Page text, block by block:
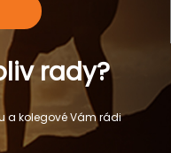
rady?
a kolegové Vám rádi